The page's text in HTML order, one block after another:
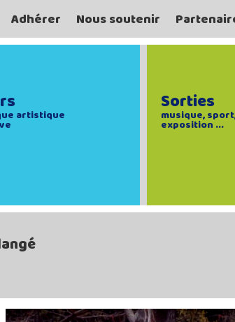
Adhérer Nous soutenir
artistique Sorties
musique,
exposition ...